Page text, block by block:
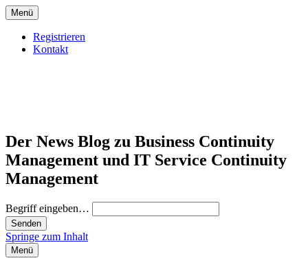
Menü
Registrieren
Kontakt
Der News Blog zu Business Continuity
Management und IT Service Continuity
Management
Begriff eingeben…
Springe zum Inhalt
Menü